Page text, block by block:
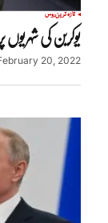
تازہ ترینروس
یوکرین کی
20, 2022